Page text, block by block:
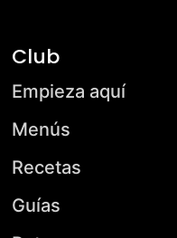
Club
Empieza aquí
Menús
Recetas
Guías